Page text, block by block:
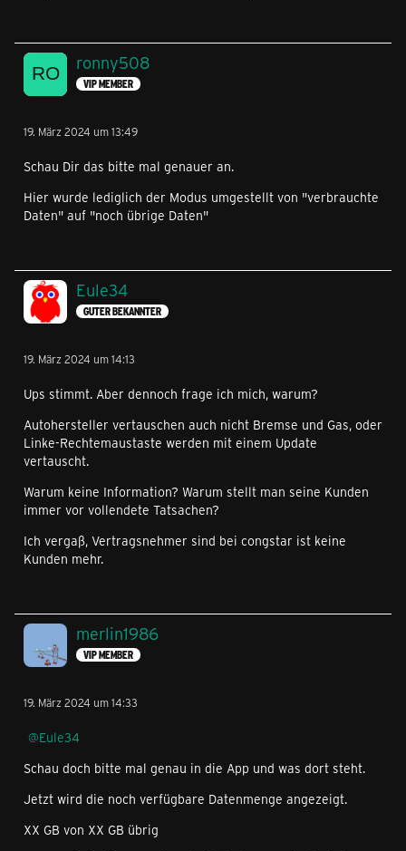
ronny508
VIP MEMBER
19. März 2024 um 13:49
Schau Dir das bitte mal genauer an.
Hier wurde lediglich der Modus umgestellt von "verbrauchte
Daten" auf "noch übrige Daten"
Eule34
GUTER BEKANNTER
19. März 2024 um 14:13
Ups stimmt. Aber dennoch frage ich mich, warum?
Autohersteller vertauschen auch nicht Bremse und Gas, oder
Linke-Rechtemaustaste werden mit einem Update
vertauscht.
Warum keine Information? Warum stellt man seine Kunden
immer vor vollendete Tatsachen?
Ich vergaß, Vertragsnehmer sind bei congstar ist keine
Kunden mehr.
merlin1986
VIP MEMBER
19. März 2024 um 14:33
Eule34
Schau doch bitte mal genau in die App und was dort steht.
Jetzt wird die noch verfügbare Datenmenge angezeigt.
XX GB von XX GB übrig